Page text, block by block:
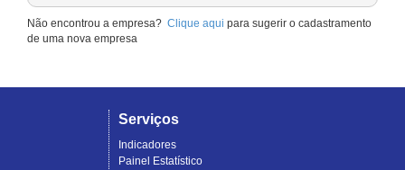
Não encontrou a empresa? Clique aqui para sugerir o cadastramento
de uma nova empresa
Serviços
Indicadores
Painel Estatístico